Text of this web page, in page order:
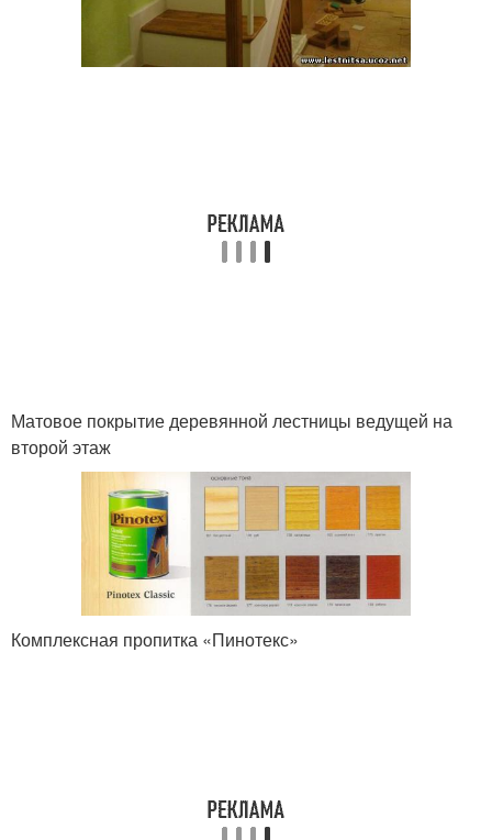
Матовое покрытие деревянной лестницы ведущей на
второй этаж
Комплексная пропитка «Пинотекс»